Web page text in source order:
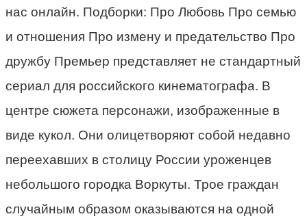
нас онлайн. Подборки: Про Любовь Про семью
и отношения Про измену и предательство Про
дружбу Премьер представляет не стандартный
сериал для российского кинематографа. В
центре сюжета персонажи, изображенные в
виде кукол. Они олицетворяют собой недавно
переехавших в столицу России уроженцев
небольшого городка Воркуты. Трое граждан
случайным образом оказываются на одной